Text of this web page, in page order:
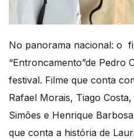
No panorama nacional: o
“Entroncamento”de Pedro
festival. Filme que conta
Rafael Morais, Tiago
Simões e Henrique
que conta a história de